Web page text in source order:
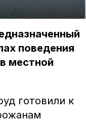
поведения
местной
готовили к